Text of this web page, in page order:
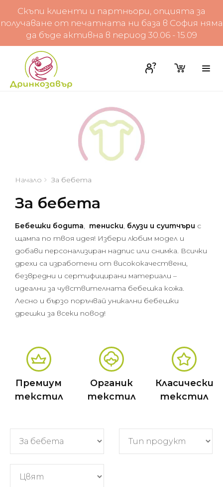
Скъпи клиенти и партньори, опцията за
получаване от печатната ни база в София няма
да бъде активна в период 30.06 - 15.09
Начало За бебета
За бебета
Бебешки бодита, тениски, блузи и суитчъри с
щампа по твоя идея! Избери любим модел и
добави персонализиран надпис или снимка. Всички
дрехи са изработени от висококачествени,
безвредни и сертифицирани материали –
идеални за чувствителната бебешка кожа.
Лесно и бързо поръчвай уникални бебешки
дрешки за всеки повод!
Премиум
текстил
Органик
текстил
Класически
текстил